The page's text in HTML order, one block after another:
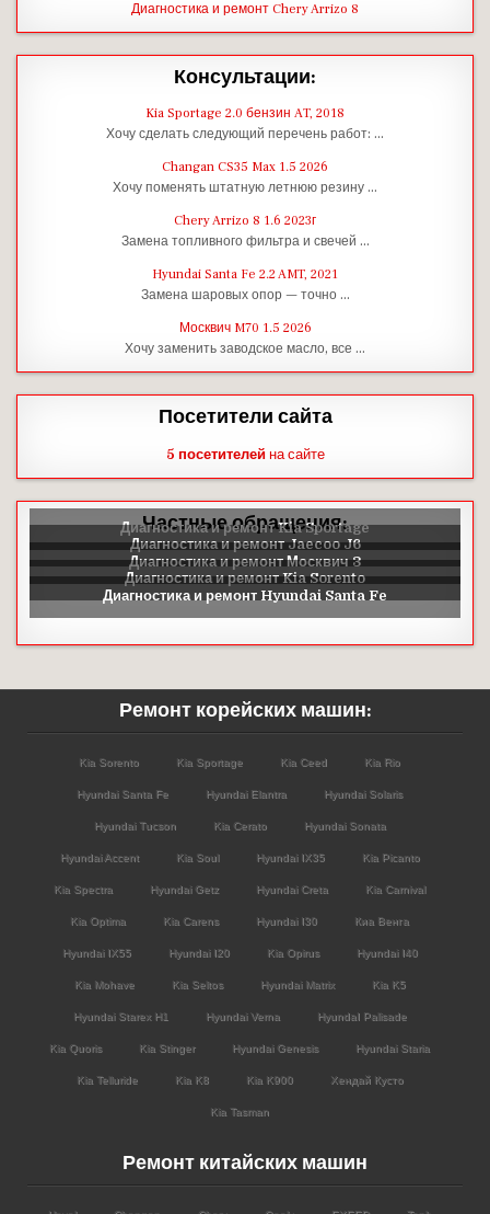
Диагностика и ремонт Chery Arrizo 8
Консультации:
Kia Sportage 2.0 бензин AT, 2018
Хочу сделать следующий перечень работ: …
Changan CS35 Max 1.5 2026
Хочу поменять штатную летнюю резину …
Chery Arrizo 8 1.6 2023г
Замена топливного фильтра и свечей …
Hyundai Santa Fe 2.2 AMT, 2021
Замена шаровых опор — точно …
Москвич M70 1.5 2026
Хочу заменить заводское масло, все …
Посетители сайта
5 посетителейна сайте
Частные обращения:
Ремонт корейских машин:
Kia Sorento Kia Sportage Kia Ceed Kia Rio
Hyundai Santa Fe Hyundai Elantra Hyundai Solaris
Hyundai Tucson Kia Cerato Hyundai Sonata
Hyundai Accent Kia Soul Hyundai IX35 Kia Picanto
Kia Spectra Hyundai Getz Hyundai Creta Kia Carnival
Kia Optima Kia Carens Hyundai I30 Киа Венга
Hyundai IX55 Hyundai I20 Kia Opirus Hyundai I40
Kia Mohave Kia Seltos Hyundai Matrix Kia K5
Hyundai Starex H1 Hyundai Verna HyundaI Palisade
Kia Quoris Kia Stinger Hyundai Genesis Hyundai Staria
Kia Telluride Kia K8 Kia K900 Хендай Кусто
Kia Tasman
Ремонт китайских машин